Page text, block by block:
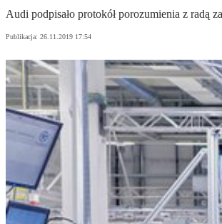
Audi podpisało protokół porozumienia z radą
Publikacja: 26.11.2019 17:54